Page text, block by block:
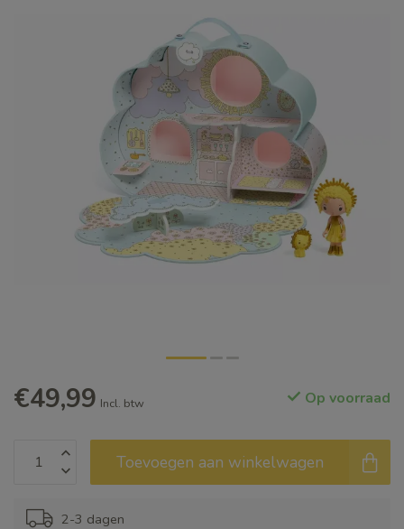
€49,99 Incl. btw Op voorraad
Toevoegen aan winkelwagen
2-3 dagen